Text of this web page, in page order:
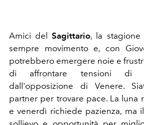
Amici delSagittario, la
sempre movimento e, con
potrebbero emergere noie e
di affrontare tensioni di
dall'opposizione di Venere.
partner per trovare pace. La luna
e venerdì richiede pazienza, ma